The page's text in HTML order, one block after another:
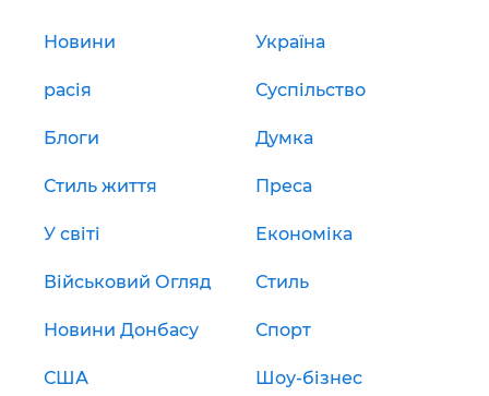
Новини Україна
расія Суспільство
Блоги Думка
Стиль життя Преса
У світі Економіка
Військовий Огляд Стиль
Новини Донбасу Спорт
США Шоу-бізнес